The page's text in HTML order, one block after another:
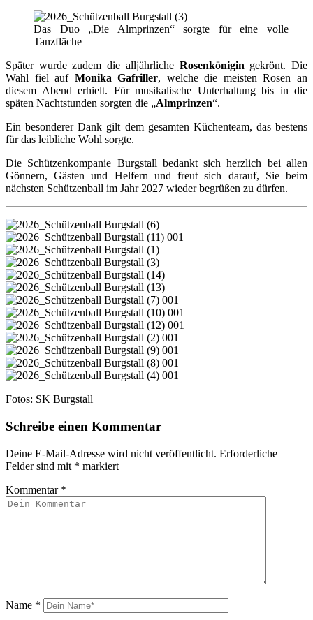
Das Duo „Die Almprinzen“ sorgte für eine volle
Tanzfläche
Später wurde zudem die alljährliche Rosenkönigin gekrönt. Die
Wahl fiel auf Monika Gafriller, welche die meisten Rosen an
diesem Abend erhielt. Für musikalische Unterhaltung bis in die
späten Nachtstunden sorgten die „Almprinzen“.
Ein besonderer Dank gilt dem gesamten Küchenteam, das bestens
für das leibliche Wohl sorgte.
Die Schützenkompanie Burgstall bedankt sich herzlich bei allen
Gönnern, Gästen und Helfern und freut sich darauf, Sie beim
nächsten Schützenball im Jahr 2027 wieder begrüßen zu dürfen.
Fotos: SK Burgstall
Schreibe einen Kommentar
Deine E-Mail-Adresse wird nicht veröffentlicht. Erforderliche
Felder sind mit * markiert
Kommentar *
Name *